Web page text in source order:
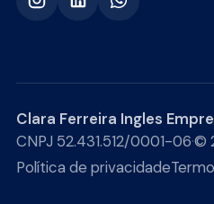
Clara Ferreira Ingles
CNPJ 52.431.512/0001-06·©
Política de privacidade